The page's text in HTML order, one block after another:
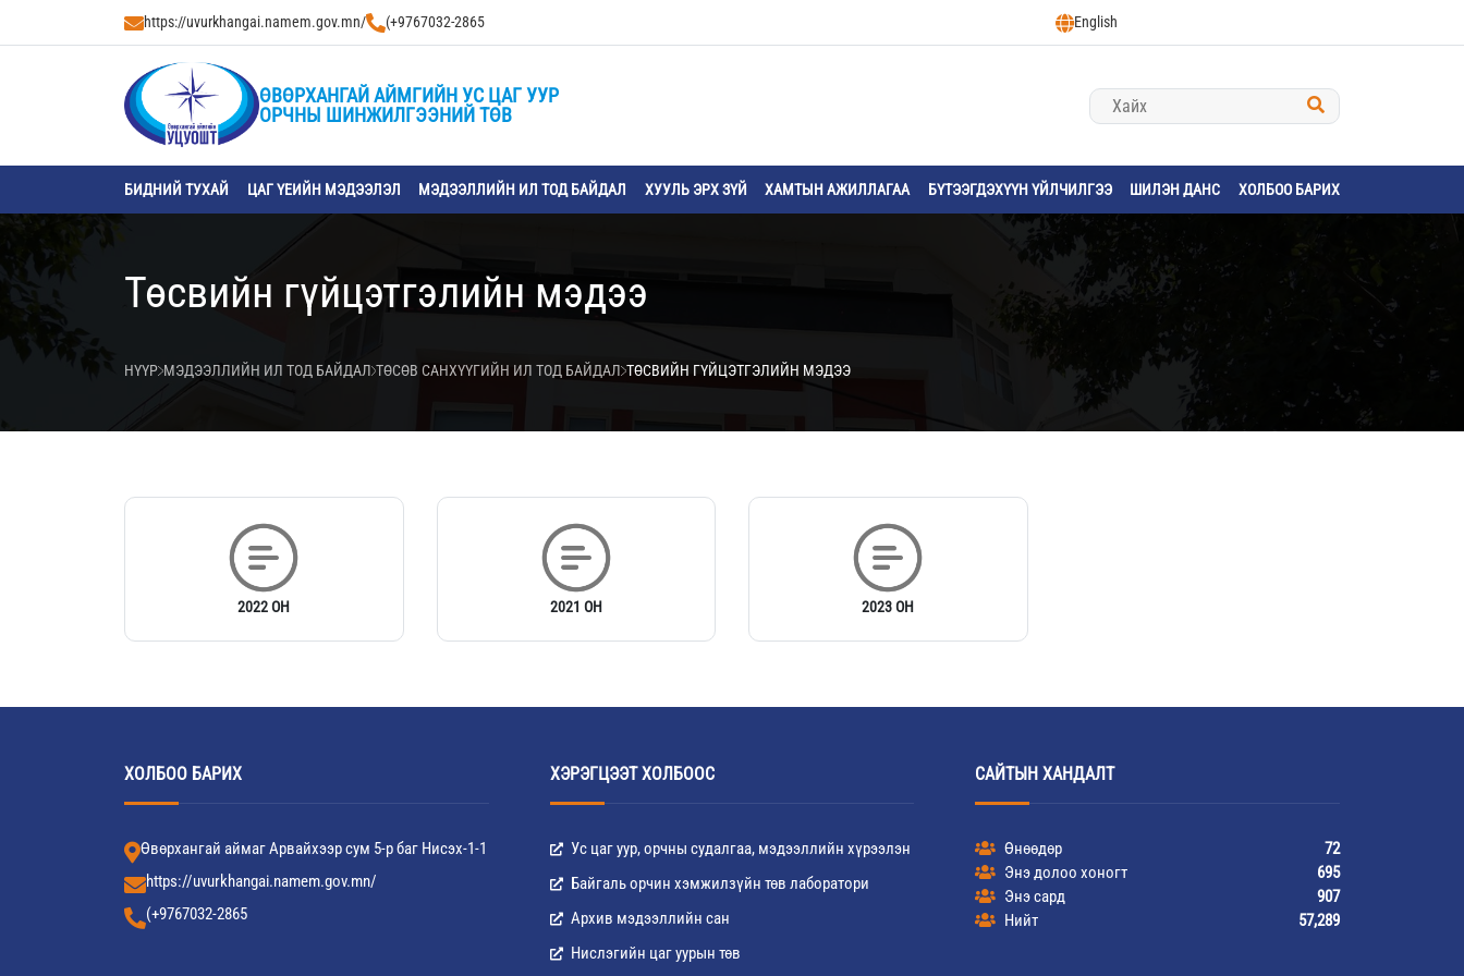
https://uvurkhangai.namem.gov.mn/ (+9767032-2865 English
ӨВӨРХАНГАЙ АЙМГИЙН УС ЦАГ УУР
ОРЧНЫ ШИНЖИЛГЭЭНИЙ ТӨВ
БИДНИЙ ТУХАЙ ЦАГ ҮЕИЙН МЭДЭЭЛЭЛ МЭДЭЭЛЛИЙН ИЛ ТОД БАЙДАЛ ХУУЛЬ ЭРХ ЗҮЙ ХАМТЫН АЖИЛЛАГАА БҮТЭЭГДЭХҮҮН ҮЙЛЧИЛГЭЭ ШИЛЭН ДАНС ХОЛБОО БАРИХ
Төсвийн гүйцэтгэлийн мэдээ
НҮҮР МЭДЭЭЛЛИЙН ИЛ ТОД БАЙДАЛ ТӨСӨВ САНХҮҮГИЙН ИЛ ТОД БАЙДАЛ ТӨСВИЙН ГҮЙЦЭТГЭЛИЙН МЭДЭЭ
2022 ОН 2021 ОН 2023 ОН
ХОЛБОО БАРИХ
Өвөрхангай аймаг Арвайхээр сум 5-р баг Нисэх-1-1
https://uvurkhangai.namem.gov.mn/
(+9767032-2865
ХЭРЭГЦЭЭТ ХОЛБООС
Ус цаг уур, орчны судалгаа, мэдээллийн хүрээлэн
Байгаль орчин хэмжилзүйн төв лаборатори
Архив мэдээллийн сан
Нислэгийн цаг уурын төв
САЙТЫН ХАНДАЛТ
Өнөөдөр
72
Энэ долоо хоногт
695
Энэ сард
907
Нийт
57,289